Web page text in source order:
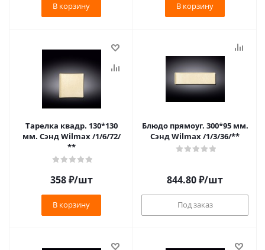
В корзину В корзину
Тарелка квадр. 130*130
мм. Сэнд Wilmax /1/6/72/
**
358₽/шт
В корзину
Блюдо прямоуг. 300*95 мм.
Сэнд Wilmax /1/3/36/**
844.80₽/шт
Под заказ